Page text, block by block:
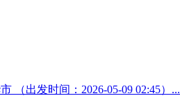
（出发时间：2026-05-09 02:45）...